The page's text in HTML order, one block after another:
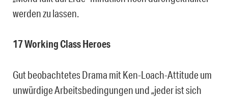
werden zu lassen.
17 Working Class Heroes
Gut beobachtetes Drama mit Ken-Loach-Attitude um
unwürdige Arbeitsbedingungen und „jeder ist sich